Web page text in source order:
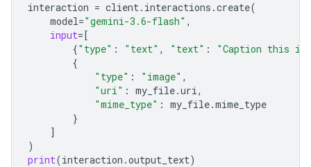
interaction = client. interactions .create(
model="gemini-3.6-flash" ,
input=[
{"type" : "text" , "text" :
"Caption this
{
"type" : "image" ,
"uri" : my_file.uri,
"mime_type" : my_file.mime_type
}
]
)
print(interaction .output_text)